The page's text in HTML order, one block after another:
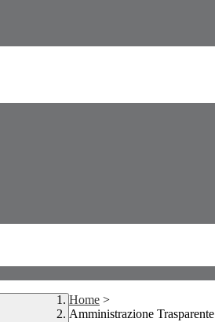
Home >
Amministrazione Trasparente